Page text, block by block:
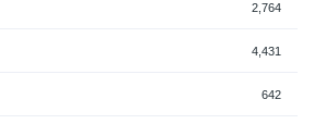
2,764
4,431
642